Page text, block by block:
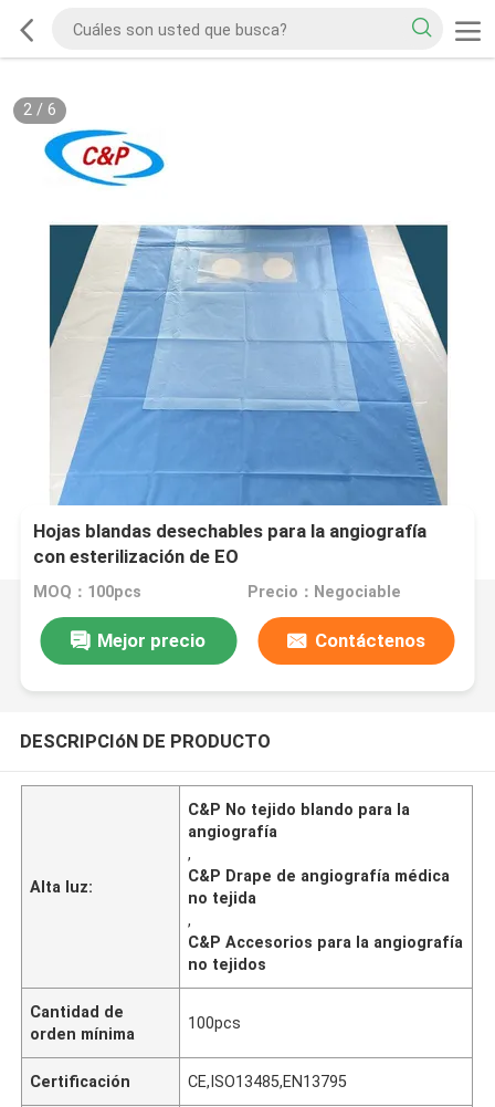
2/ 6
Hojas blandas desechables para la angiografía
con esterilización de EO
MOQ：100pcs Precio：Negociable
Mejor precio Contáctenos
DESCRIPCIóN DE PRODUCTO
Alta luz:
C&P No tejido blando para la
angiografía
,
C&P Drape de angiografía médica
no tejida
,
C&P Accesorios para la angiografía
no tejidos
Cantidad de
orden mínima
100pcs
Certificación CE,ISO13485,EN13795